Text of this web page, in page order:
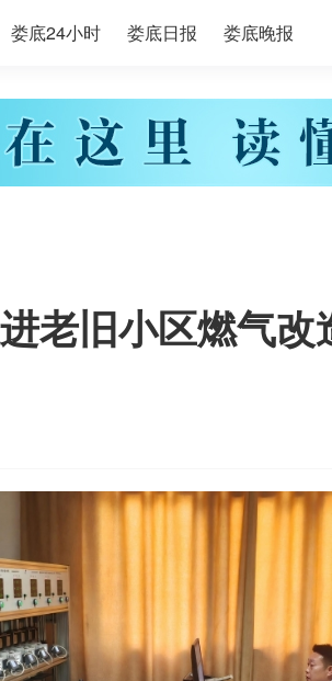
娄底24小时 娄底日报 娄底晚报
老旧小区燃气改